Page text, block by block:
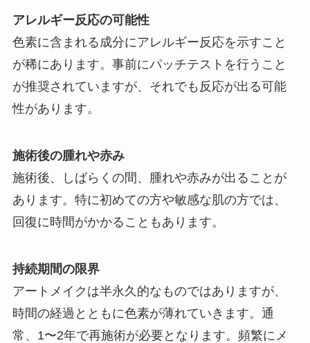
アレルギー反応の可能性
色素に含まれる成分にアレルギー反応を示すこと
が稀にあります。事前にパッチテストを行うこと
が推奨されていますが、それでも反応が出る可能
性があります。
施術後の腫れや赤み
施術後、しばらくの間、腫れや赤みが出ることが
あります。特に初めての方や敏感な肌の方では、
回復に時間がかかることもあります。
持続期間の限界
アートメイクは半永久的なものではありますが、
時間の経過とともに色素が薄れていきます。通
常、1〜2年で再施術が必要となります。頻繁にメ